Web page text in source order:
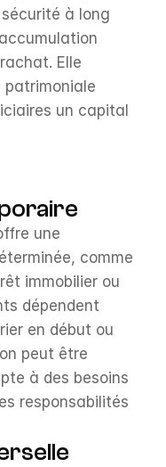
à long
Elle
un capital
une
comme
immobilier ou
dépendent
en début ou
peut être
à des besoins
responsabilités